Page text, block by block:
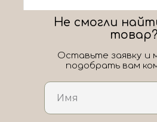
Не смогли
товар?
Оставьте заявку и
подобрать вам